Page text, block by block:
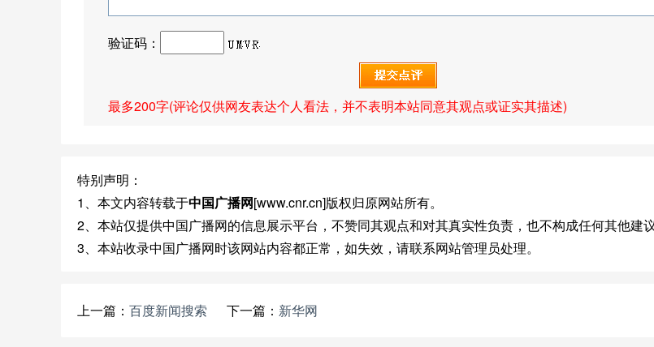
验证码：
最多200字(评论仅供网友表达个人看法，并不表明本站同意其观点或证实其描述)
特别声明：
1、本文内容转载于中国广播网[www.cnr.cn]版权归原网站所有。
2、本站仅提供中国广播网的信息展示平台，不赞同其观点和对其真实性负责，也不构成任何其他建议
3、本站收录中国广播网时该网站内容都正常，如失效，请联系网站管理员处理。
上一篇： 百度新闻搜索 下一篇： 新华网